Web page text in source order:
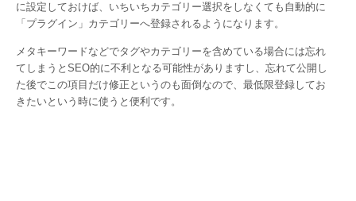
に設定しておけば、いちいちカテゴリー選択をしなくても自動的に
「プラグイン」カテゴリーへ登録されるようになります。
メタキーワードなどでタグやカテゴリーを含めている場合には忘れ
てしまうとSEO的に不利となる可能性がありますし、忘れて公開し
た後でこの項目だけ修正というのも面倒なので、最低限登録してお
きたいという時に使うと便利です。